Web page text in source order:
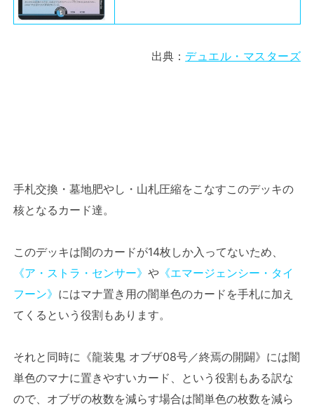
出典： デュエル・マスターズ
手札交換・墓地肥やし・山札圧縮をこなすこのデッキの
核となるカード達。
このデッキは闇のカードが14枚しか入ってないため、
《ア・ストラ・センサー》 や 《エマージェンシー・タイ
フーン》 にはマナ置き用の闇単色のカードを手札に加え
てくるという役割もあります。
それと同時に《龍装鬼 オブザ08号／終焉の開闢》には闇
単色のマナに置きやすいカード、という役割もある訳な
ので、オブザの枚数を減らす場合は闇単色の枚数を減ら